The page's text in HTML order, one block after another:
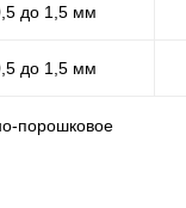
до 1,5 мм
до 1,5 мм
порошковое